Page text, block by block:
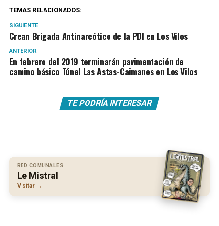
TEMAS RELACIONADOS:
SIGUIENTE
Crean Brigada Antinarcótico de la PDI en Los Vilos
ANTERIOR
En febrero del 2019 terminarán pavimentación de
camino básico Túnel Las Astas-Caimanes en Los Vilos
TE PODRÍA INTERESAR
RED COMUNALES
Le Mistral
Visitar →